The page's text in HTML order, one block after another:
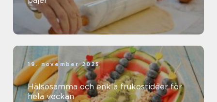
19. november 2025
Hälsosamma och enkla frukostidéer för
hela veckan